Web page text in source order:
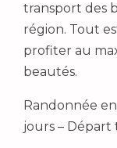
transport des
région. Tout
profiter au
beautés.
Randonnée
jours – Départ